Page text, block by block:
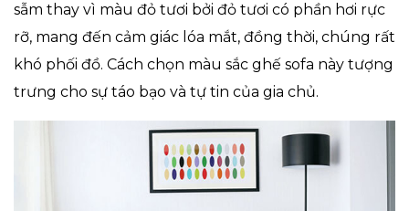
sẫm thay vì màu đỏ tươi bởi đỏ tươi có phần hơi rực
rỡ, mang đến cảm giác lóa mắt, đồng thời, chúng rất
khó phối đồ. Cách chọn màu sắc ghế sofa này tượng
trưng cho sự táo bạo và tự tin của gia chủ.